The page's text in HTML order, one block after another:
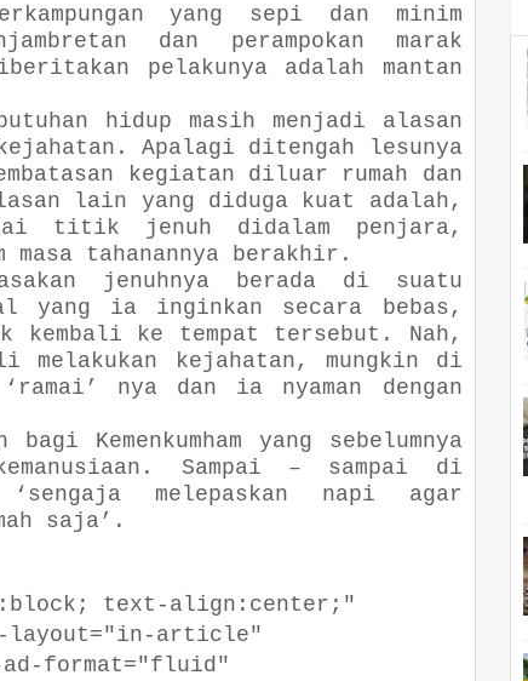
yang sepi dan minim
dan perampokan marak
pelakunya adalah mantan
hidup masih menjadi alasan
Apalagi ditengah lesunya
kegiatan diluar rumah dan
lain yang diduga kuat adalah,
titik jenuh didalam penjara,
masa tahanannya berakhir.
jenuhnya berada di suatu
yang ia inginkan secara bebas,
kembali ke tempat tersebut. Nah,
melakukan kejahatan, mungkin di
nya dan ia nyaman dengan
Kemenkumham yang sebelumnya
Sampai – sampai di
melepaskan napi agar
saja’.
text-align:center;"
article"
format="fluid"